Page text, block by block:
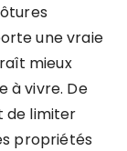
une vraie
mieux
à vivre. De
de limiter
propriétés